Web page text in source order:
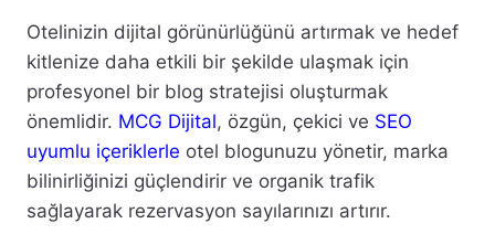
Otelinizin dijital görünürlüğünü artırmak ve hedef
kitlenize daha etkili bir şekilde ulaşmak için
profesyonel bir blog stratejisi oluşturmak
önemlidir. MCG Dijital, özgün, çekici ve SEO
uyumlu içeriklerle otel blogunuzu yönetir, marka
bilinirliğinizi güçlendirir ve organik trafik
sağlayarak rezervasyon sayılarınızı artırır.